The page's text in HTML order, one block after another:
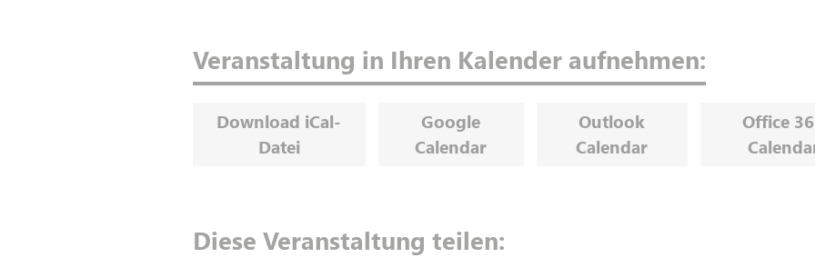
Veranstaltung in Ihren Kalender aufnehmen:
Download iCal-
Datei
Google
Calendar
Outlook
Calendar
Office
Diese Veranstaltung teilen: